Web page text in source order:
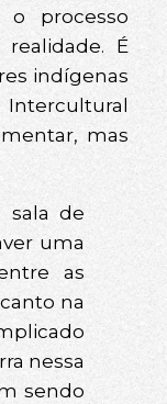
o processo
É
indígenas
mas
sala de
uma
as
na
nessa
sendo